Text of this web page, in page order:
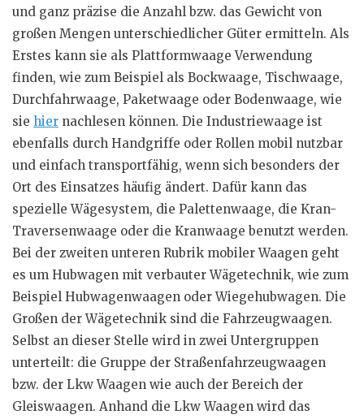
und ganz präzise die Anzahl bzw. das Gewicht von
großen Mengen unterschiedlicher Güter ermitteln. Als
Erstes kann sie als Plattformwaage Verwendung
finden, wie zum Beispiel als Bockwaage, Tischwaage,
Durchfahrwaage, Paketwaage oder Bodenwaage, wie
sie hier nachlesen können. Die Industriewaage ist
ebenfalls durch Handgriffe oder Rollen mobil nutzbar
und einfach transportfähig, wenn sich besonders der
Ort des Einsatzes häufig ändert. Dafür kann das
spezielle Wägesystem, die Palettenwaage, die Kran-
Traversenwaage oder die Kranwaage benutzt werden.
Bei der zweiten unteren Rubrik mobiler Waagen geht
es um Hubwagen mit verbauter Wägetechnik, wie zum
Beispiel Hubwagenwaagen oder Wiegehubwagen. Die
Großen der Wägetechnik sind die Fahrzeugwaagen.
Selbst an dieser Stelle wird in zwei Untergruppen
unterteilt: die Gruppe der Straßenfahrzeugwaagen
bzw. der Lkw Waagen wie auch der Bereich der
Gleiswaagen. Anhand die Lkw Waagen wird das